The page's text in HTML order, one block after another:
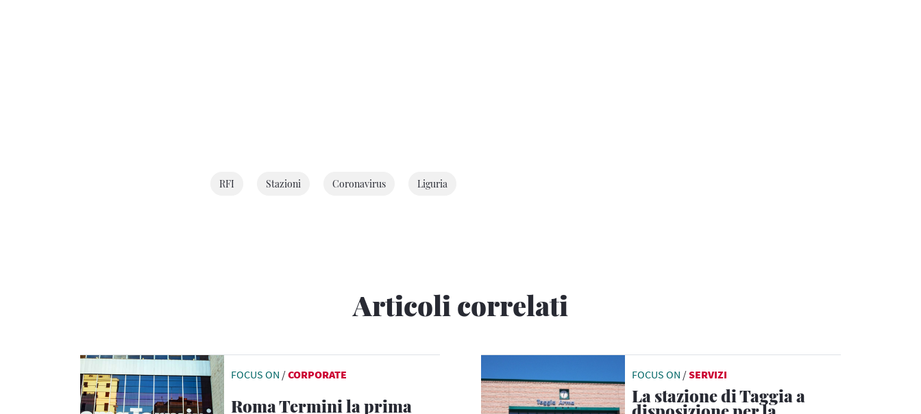
RFI Stazioni Coronavirus Liguria
Articoli correlati
FOCUS ON /CORPORATE
Roma Termini la prima
FOCUS ON /SERVIZI
La stazione di Taggia a